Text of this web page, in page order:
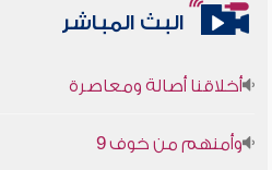
البث المباشر